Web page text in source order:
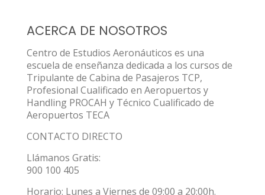
ACERCA DE NOSOTROS
Centro de Estudios Aeronáuticos es una
escuela de enseñanza dedicada a los cursos de
Tripulante de Cabina de Pasajeros TCP,
Profesional Cualificado en Aeropuertos y
Handling PROCAH y Técnico Cualificado de
Aeropuertos TECA
CONTACTO DIRECTO
Llámanos Gratis:
900 100 405
Horario: Lunes a Viernes de 09:00 a 20:00h.